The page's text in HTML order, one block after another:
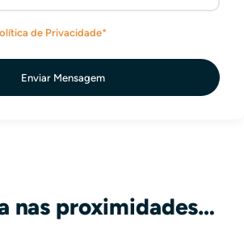
Enviar Mensagem
nas proximidades…